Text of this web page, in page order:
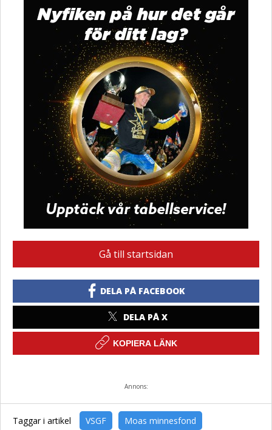
Gå till startsidan
DELA PÅ FACEBOOK
DELA PÅ X
KOPIERA LÄNK
Annons:
Taggar i artikel VSGF Moas minnesfond